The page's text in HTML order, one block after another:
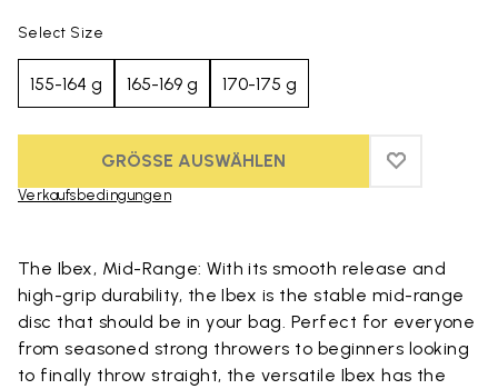
Select Size
155-164 g 165-169 g 170-175 g
GRÖSSE AUSWÄHLEN ADD TO
ADD TO
Verkaufsbedingungen
The Ibex, Mid-Range: With its smooth release and
high-grip durability, the Ibex is the stable mid-range
disc that should be in your bag. Perfect for everyone
from seasoned strong throwers to beginners looking
to finally throw straight, the versatile Ibex has the